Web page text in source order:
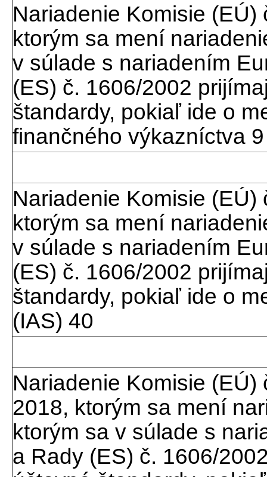
Nariadenie Komisie (EÚ)
ktorým sa mení
v súlade s nariadením
(ES) č. 1606/2002
štandardy, pokiaľ ide o
finančného výkazníctva 9
Nariadenie Komisie (EÚ)
ktorým sa mení
v súlade s nariadením
(ES) č. 1606/2002
štandardy, pokiaľ ide o
(IAS) 40
Nariadenie Komisie (EÚ)
2018, ktorým sa mení
ktorým sa v súlade s
a Rady (ES) č. 1606/